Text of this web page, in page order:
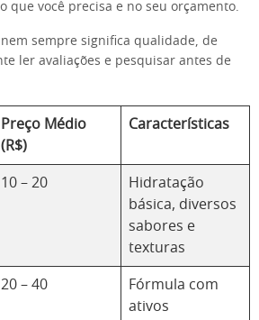
que você precisa e no seu orçamento.
sempre significa qualidade, de
ler avaliações e pesquisar antes de
Preço Médio
(R$)
Características
10 – 20
Hidratação
básica, diversos
sabores e
texturas
20 – 40
Fórmula com
ativos